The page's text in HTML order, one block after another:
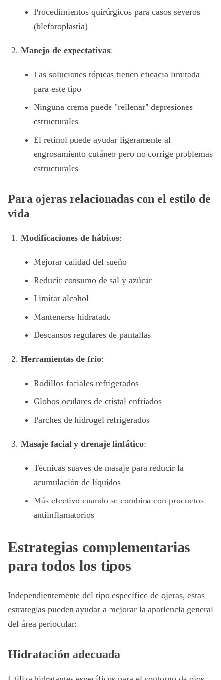
Procedimientos quirúrgicos para casos severos
(blefaroplastia)
Manejo de expectativas:
Las soluciones tópicas tienen eficacia limitada
para este tipo
Ninguna crema puede "rellenar" depresiones
estructurales
El retinol puede ayudar ligeramente al
engrosamiento cutáneo pero no corrige problemas
estructurales
Para ojeras relacionadas con el estilo de
vida
Modificaciones de hábitos:
Mejorar calidad del sueño
Reducir consumo de sal y azúcar
Limitar alcohol
Mantenerse hidratado
Descansos regulares de pantallas
Herramientas de frío:
Rodillos faciales refrigerados
Globos oculares de cristal enfriados
Parches de hidrogel refrigerados
Masaje facial y drenaje linfático:
Técnicas suaves de masaje para reducir la
acumulación de líquidos
Más efectivo cuando se combina con productos
antiinflamatorios
Estrategias complementarias
para todos los tipos
Independientemente del tipo específico de ojeras, estas
estrategias pueden ayudar a mejorar la apariencia general
del área periocular:
Hidratación adecuada